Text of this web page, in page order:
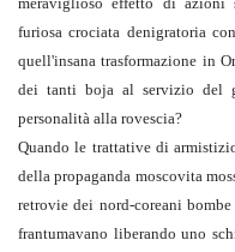
furiosa crociata denigratoria
quell'insana trasformazione in
dei tanti boja al servizio del
personalità alla rovescia?
Quando le trattative di
della propaganda moscovita
retrovie dei nord-coreani
frantumavano liberando uno